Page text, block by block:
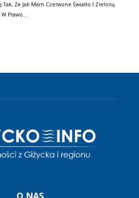
Tak, Że Jak Mam Czerwone Światło I Zieloną
W Prawo…
O NAS